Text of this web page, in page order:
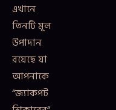
এখানে
তিনটি মূল
উপাদান
রয়েছে যা
আপনাকে
“জ্যাকপট